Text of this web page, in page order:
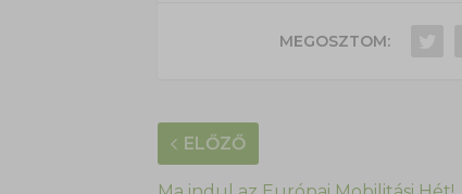
MEGOSZTOM:
ELŐZŐ